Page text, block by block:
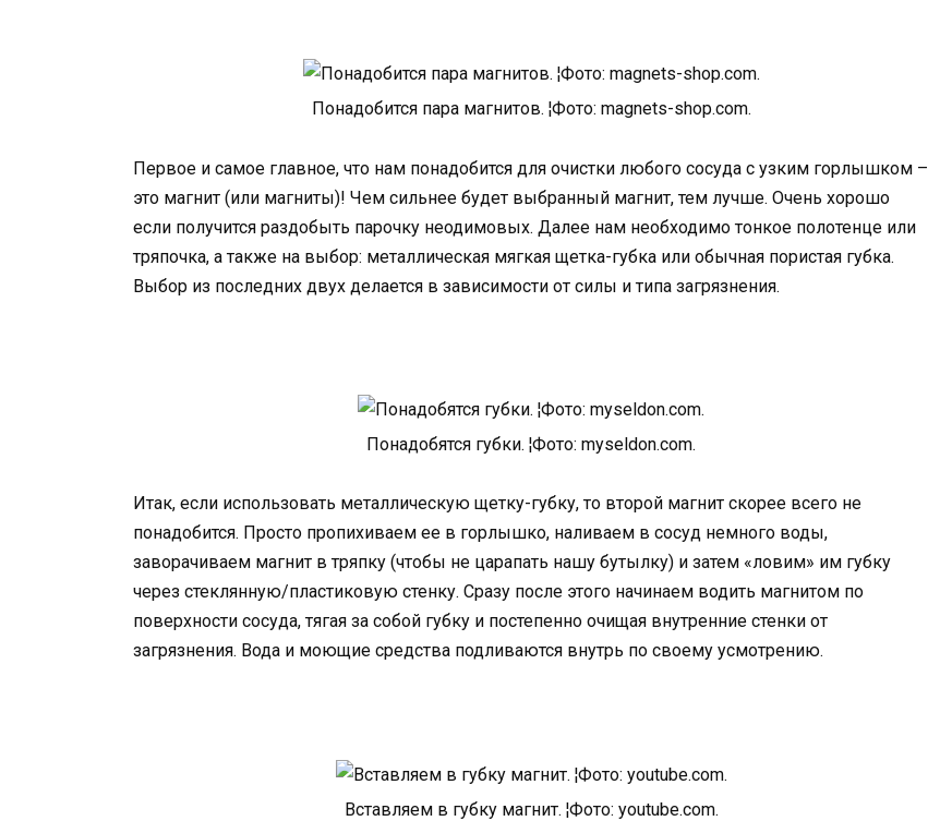
Понадобится пара магнитов. ¦Фото: magnets-shop.com.
Первое и самое главное, что нам понадобится для очистки любого сосуда с узким горлышком –
это магнит (или магниты)! Чем сильнее будет выбранный магнит, тем лучше. Очень хорошо
если получится раздобыть парочку неодимовых. Далее нам необходимо тонкое полотенце или
тряпочка, а также на выбор: металлическая мягкая щетка-губка или обычная пористая губка.
Выбор из последних двух делается в зависимости от силы и типа загрязнения.
Понадобятся губки. ¦Фото: myseldon.com.
Итак, если использовать металлическую щетку-губку, то второй магнит скорее всего не
понадобится. Просто пропихиваем ее в горлышко, наливаем в сосуд немного воды,
заворачиваем магнит в тряпку (чтобы не царапать нашу бутылку) и затем «ловим» им губку
через стеклянную/пластиковую стенку. Сразу после этого начинаем водить магнитом по
поверхности сосуда, тягая за собой губку и постепенно очищая внутренние стенки от
загрязнения. Вода и моющие средства подливаются внутрь по своему усмотрению.
Вставляем в губку магнит. ¦Фото: youtube.com.